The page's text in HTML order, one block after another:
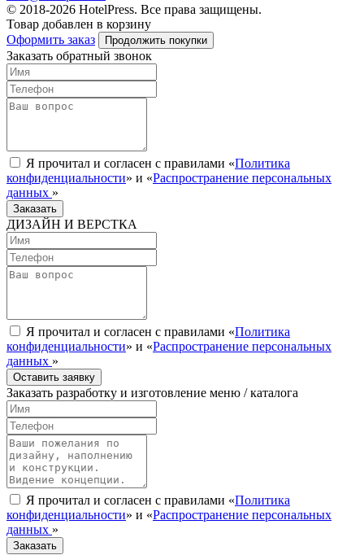
© 2018-2026 HotelPress. Все права защищены.
Товар добавлен в корзину
Оформить заказ
Продолжить покупки
Заказать обратный звонок
Я прочитал и согласен с правилами «Политика
конфиденциальности» и «Распространение персональных
данных »
Заказать
ДИЗАЙН И ВЕРСТКА
Я прочитал и согласен с правилами «Политика
конфиденциальности» и «Распространение персональных
данных »
Оставить заявку
Заказать разработку и изготовление меню / каталога
Я прочитал и согласен с правилами «Политика
конфиденциальности» и «Распространение персональных
данных »
Заказать